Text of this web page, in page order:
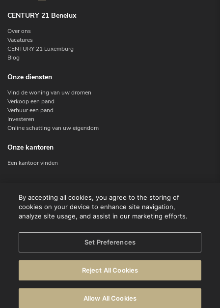
CENTURY 21 Benelux
Over ons
Vacatures
CENTURY 21 Luxemburg
Blog
Onze diensten
Vind de woning van uw dromen
Verkoop een pand
Verhuur een pand
Investeren
Online schatting van uw eigendom
Onze kantoren
Een kantoor vinden
Contact
Facebook
Privacyverklaring
Waarschuwing
By accepting all cookies, you agree to the storing of
cookies on your device to enhance site navigation,
analyze site usage, and assist in our marketing efforts.
Set Preferences
Reject All Cookies
Allow All Cookies